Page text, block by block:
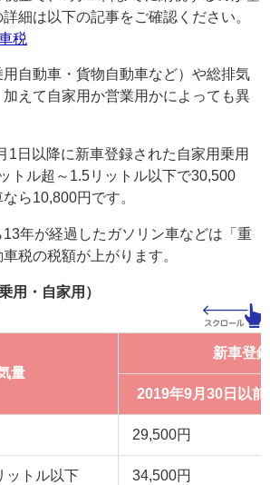
細は以下の記事をご確認ください。
税
自動車・貨物自動車など）や総排気
えて自家用か営業用かによっても異
1日以降に新車登録された自家用乗用
トル超～1.5リットル以下で30,500
ら10,800円です。
年が経過したガソリン車などは「重
税の税額が上がります。
用・自家用）
量
新車登
2019年9月30日以前
29,500円
ットル以下 34,500円